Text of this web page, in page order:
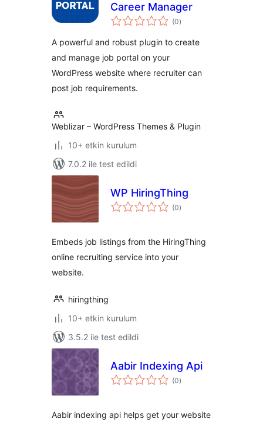
Career Manager
(0toplam
puan
)
A powerful and robust plugin to create
and manage job portal on your
WordPress website where recruiter can
post job requirements.
Weblizar – WordPress Themes & Plugin
10+ etkin kurulum
7.0.2 ile test edildi
WP HiringThing
(0toplam
puan
)
Embeds job listings from the HiringThing
online recruiting service into your
website.
hiringthing
10+ etkin kurulum
3.5.2 ile test edildi
Aabir Indexing Api
(0toplam
puan
)
Aabir indexing api helps get your website